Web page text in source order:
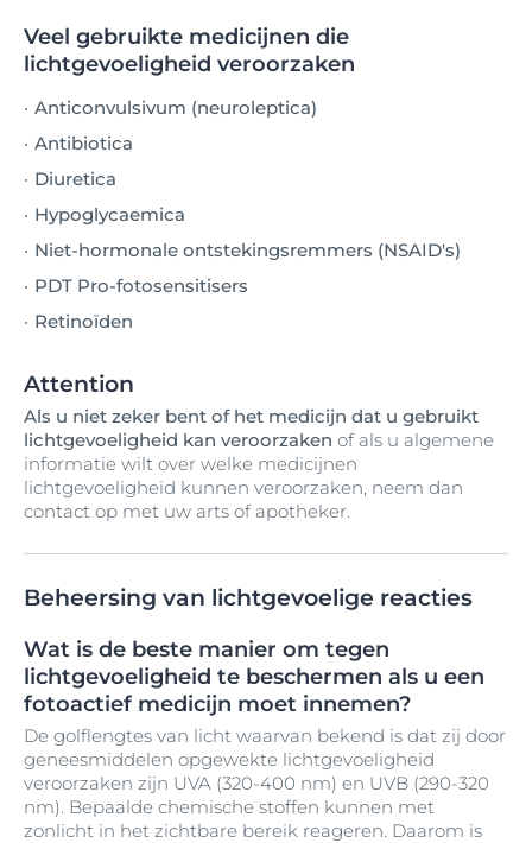
Veel gebruikte medicijnen die
lichtgevoeligheid veroorzaken
Anticonvulsivum (neuroleptica)
Antibiotica
Diuretica
Hypoglycaemica
Niet-hormonale ontstekingsremmers (NSAID's)
PDT Pro-fotosensitisers
Retinoïden
Attention
Als u niet zeker bent of het medicijn dat u gebruikt
lichtgevoeligheid kan veroorzaken of als u algemene
informatie wilt over welke medicijnen
lichtgevoeligheid kunnen veroorzaken, neem dan
contact op met uw arts of apotheker.
Beheersing van lichtgevoelige reacties
Wat is de beste manier om tegen
lichtgevoeligheid te beschermen als u een
fotoactief medicijn moet innemen?
De golflengtes van licht waarvan bekend is dat zij door
geneesmiddelen opgewekte lichtgevoeligheid
veroorzaken zijn UVA (320-400 nm) en UVB (290-320
nm). Bepaalde chemische stoffen kunnen met
zonlicht in het zichtbare bereik reageren. Daarom is